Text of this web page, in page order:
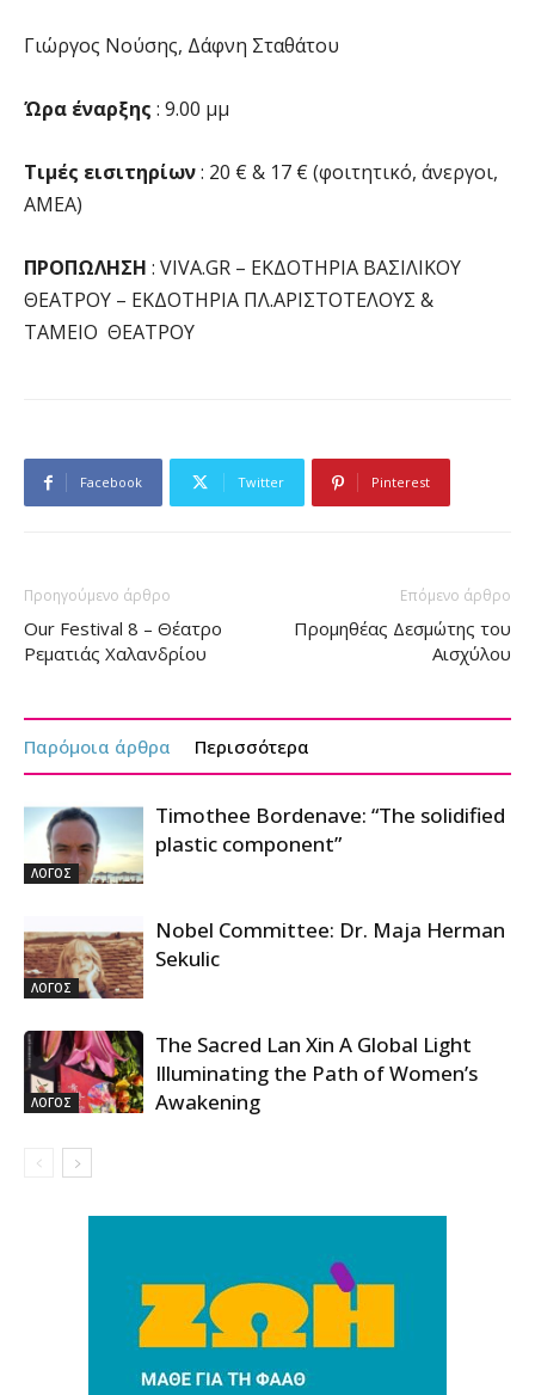
Γιώργος Νούσης, Δάφνη Σταθάτου
Ώρα έναρξης : 9.00 μμ
Τιμές εισιτηρίων: 20 € & 17 € (φοιτητικό, άνεργοι,
ΑΜΕΑ)
ΠΡΟΠΩΛΗΣΗ : VIVA.GR – ΕΚΔΟΤΗΡΙΑ ΒΑΣΙΛΙΚΟΥ
ΘΕΑΤΡΟΥ – ΕΚΔΟΤΗΡΙΑ ΠΛ.ΑΡΙΣΤΟΤΕΛΟΥΣ &
ΤΑΜΕΙΟ ΘΕΑΤΡΟΥ
Facebook Twitter Pinterest
Προηγούμενο άρθρο
Our Festival 8 – Θέατρο
Ρεματιάς Χαλανδρίου
Επόμενο άρθρο
Προμηθέας Δεσμώτης του
Αισχύλου
Παρόμοια άρθρα Περισσότερα
ΛΟΓΟΣ
Timothee Bordenave: “The solidified
plastic component”
ΛΟΓΟΣ
Nobel Committee: Dr. Maja Herman
Sekulic
ΛΟΓΟΣ
The Sacred Lan Xin A Global Light
Illuminating the Path of Women’s
Awakening